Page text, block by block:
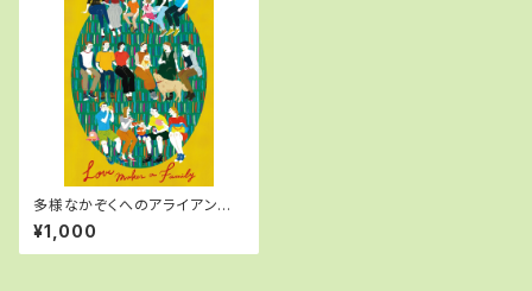
多様なかぞくへのアライアンス
マガジン 「Love makes famil
y」
¥1,000